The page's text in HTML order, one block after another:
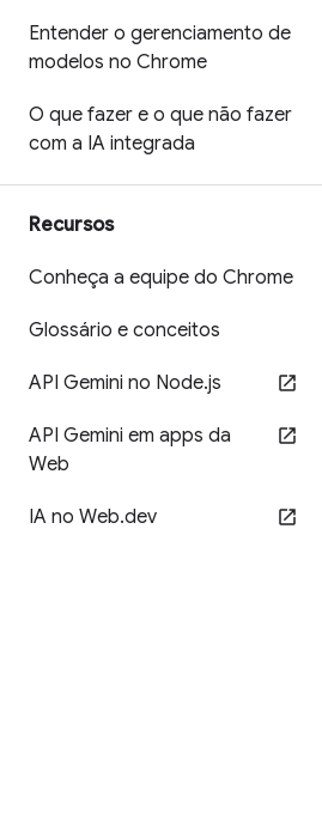
Entender o gerenciamento de
modelos no Chrome
O que fazer e o que não fazer
com a IA integrada
Recursos
Conheça a equipe do Chrome
Glossário e conceitos
API Gemini no Node.js
API Gemini em apps da
Web
IA no Web.dev